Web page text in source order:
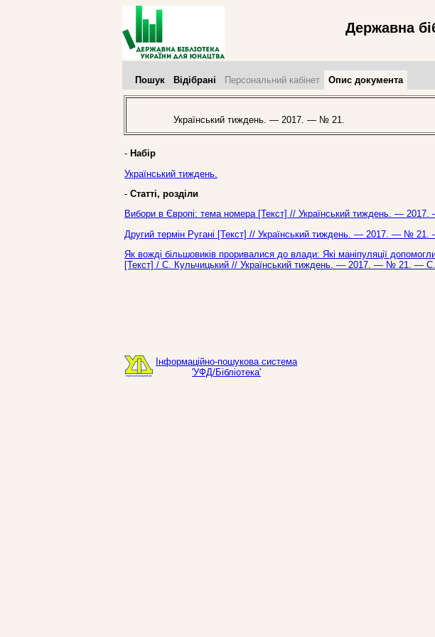
Державна
Пошук Відібрані Персональний кабінет Опис документа
Український тиждень. — 2017. — № 21.
- Набір
Український тиждень.
- Статті, розділи
Вибори в Європі: тема номера [Текст] // Український тиждень. —
Другий термін Ругані [Текст] // Український тиждень. — 2017. — № 21.
Як вожді більшовиків проривалися до влади: Які маніпуляції
[Текст] / С. Кульчицький // Український тиждень. — 2017. — № 21. — С.
Інформаційно-пошукова система
'УФД/Бібліотека'